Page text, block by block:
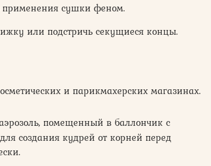
применения сушки феном.
или подстричь секущиеся концы.
и парикмахерских магазинах.
помещенный в баллончик с
создания кудрей от корней перед